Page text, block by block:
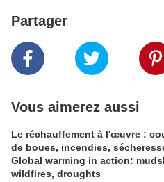
Partager
Vous aimerez aussi
Le réchauffement à l'œuvre :
de boues, incendies,
Global warming in action:
wildfires, droughts